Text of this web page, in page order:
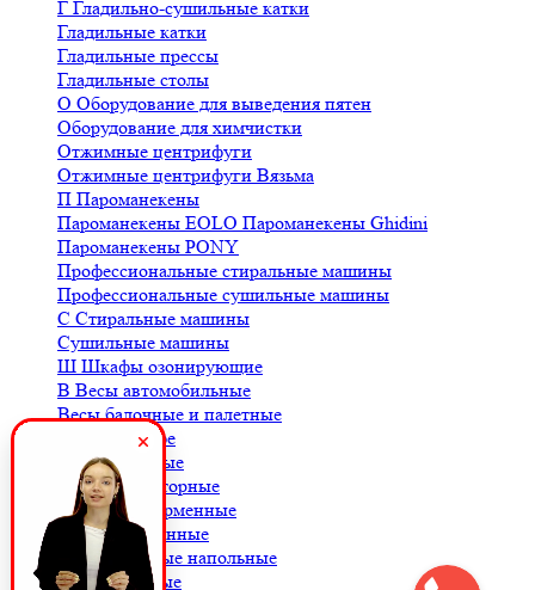
Г Гладильно-сушильные катки
Гладильные катки
Гладильные прессы
Гладильные столы
О Оборудование для выведения пятен
Оборудование для химчистки
Отжимные центрифуги
Отжимные центрифуги Вязьма
П Пароманекены
Пароманекены EOLO Пароманекены Ghidini
Пароманекены PONY
Профессиональные стиральные машины
Профессиональные сушильные машины
С Стиральные машины
Сушильные машины
Ш Шкафы озонирующие
В Весы автомобильные
Весы балочные и палетные
Весы для кофе
Весы крановые
Весы лабораторные
Весы платформенные
Весы порционные
Весы товарные напольные
Весы торговые